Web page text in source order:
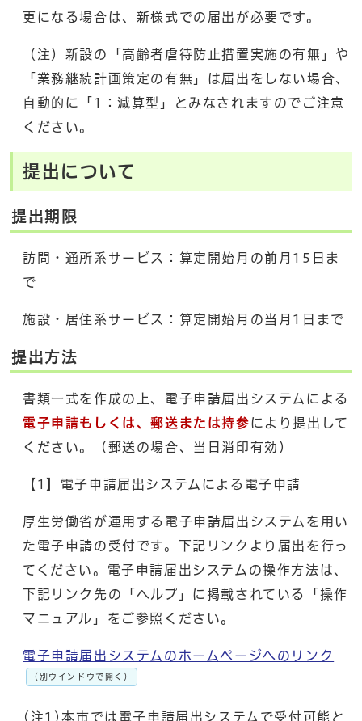
更になる場合は、新様式での届出が必要です。
（注）新設の「高齢者虐待防止措置実施の有無」や
「業務継続計画策定の有無」は届出をしない場合、
自動的に「1：減算型」とみなされますのでご注意
ください。
提出について
提出期限
訪問・通所系サービス：算定開始月の前月15日ま
で
施設・居住系サービス：算定開始月の当月1日まで
提出方法
書類一式を作成の上、電子申請届出システムによる
電子申請もしくは、郵送または持参により提出して
ください。（郵送の場合、当日消印有効）
【1】電子申請届出システムによる電子申請
厚生労働省が運用する電子申請届出システムを用い
た電子申請の受付です。下記リンクより届出を行っ
てください。電子申請届出システムの操作方法は、
下記リンク先の「ヘルプ」に掲載されている「操作
マニュアル」をご参照ください。
電子申請届出システムのホームページへのリンク
（別ウインドウで開く）
(注1)本市では電子申請届出システムで受付可能と